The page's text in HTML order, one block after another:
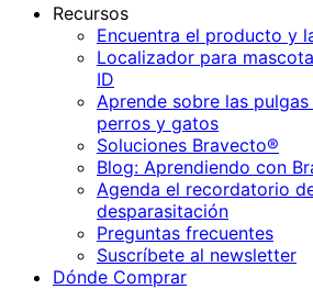
Recursos
Encuentra el producto y
Localizador para
ID
Aprende sobre las
perros y gatos
Soluciones Bravecto®
Blog: Aprendiendo con
Agenda el recordatorio
desparasitación
Preguntas frecuentes
Suscríbete al newsletter
Dónde Comprar